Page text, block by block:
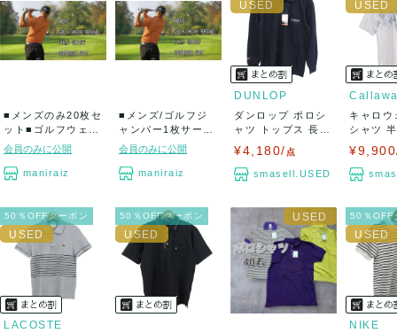
■メンズのみ20枚セ
ット■ゴルフウェア
ブランド半袖...
会員のみに公開
maniraiz
■メンズ/ゴルフジ
ャンパー1枚サービ
ス！！！■ゴル...
会員のみに公開
maniraiz
DUNLOP
ダンロップ ポロシ
ャツ トップス 長袖
¥4,180/ 点
smasell.USED
キャロウ
シャツ
50％OFFクーポン
LACOSTE
50％OFFクーポン 50％OFF
NIKE